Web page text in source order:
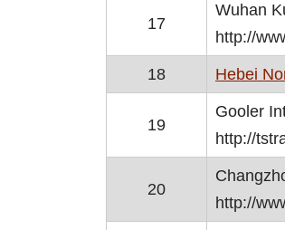
17
Wuhan
http://
18 Hebei
19
Gooler
http://
20
http://